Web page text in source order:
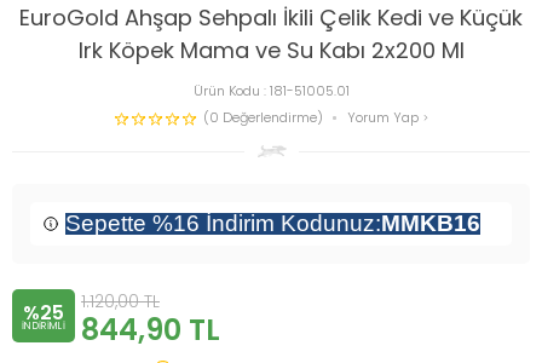
EuroGold Ahşap Sehpalı İkili Çelik Kedi ve Küçük
Irk Köpek Mama ve Su Kabı 2x200 Ml
Ürün Kodu :181-51005.01
(0 Değerlendirme)
Yorum Yap
Sepette %16 İndirim Kodunuz:MMKB16
%25
INDIRIMLI
1.120,00TL
844,90 TL